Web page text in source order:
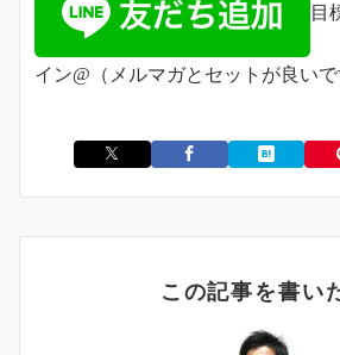
目
イン@（メルマガとセットが良いで
この記事を書い